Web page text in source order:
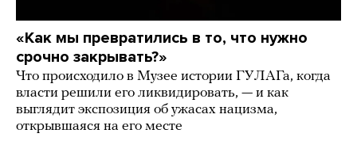
«Как мы превратились в то, что нужно
срочно закрывать?»
Что происходило в Музее истории ГУЛАГа, когда
власти решили его ликвидировать, — и как
выглядит экспозиция об ужасах нацизма,
открывшаяся на его месте